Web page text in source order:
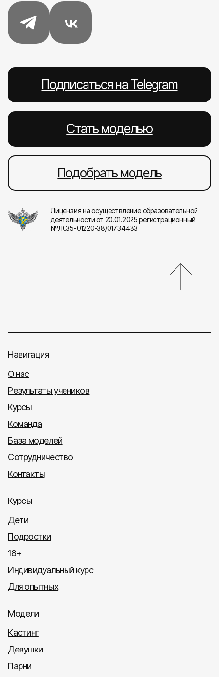
Подписаться на Telegram
Стать моделью
Подобрать модель
Лицензия на осуществление образовательной
деятельности от 20.01.2025 регистрационный
№Л035-01220-38/01734483
Навигация
О нас
Результаты учеников
Курсы
Команда
База моделей
Сотрудничество
Контакты
Курсы
Дети
Подростки
18+
Индивидуальный курс
Для опытных
Модели
Кастинг
Девушки
Парни